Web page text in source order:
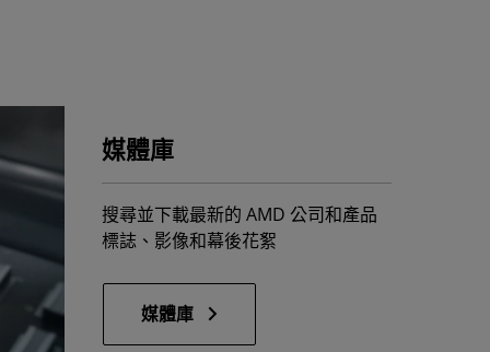
媒體庫
搜尋並下載最新的 AMD 公司和產品
標誌、影像和幕後花絮
媒體庫